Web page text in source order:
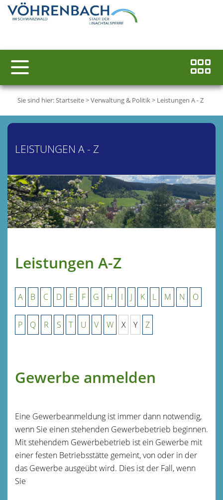
Sie sind hier:Startseite>Verwaltung & Politik> Leistungen A - Z
LEISTUNGEN A - Z
Leistungen A-Z
A B C D E F G H I J K L M N O
P Q R S T U V W X Y Z
Gewerbe anmelden
Eine Gewerbeanmeldung ist immer dann notwendig,
wenn Sie einen stehenden Gewerbebetrieb beginnen.
Mit stehendem Gewerbebetrieb ist ein Gewerbe mit
einer festen Betriebsstätte gemeint, von oder in der
das Gewerbe ausgeübt wird. Dies ist der Fall, wenn
Sie